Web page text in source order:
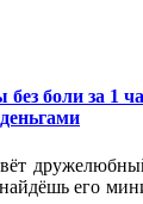
боли за 1
его